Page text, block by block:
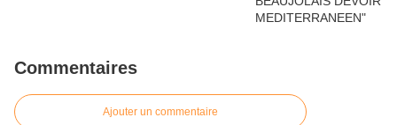
Commentaires
Ajouter un commentaire